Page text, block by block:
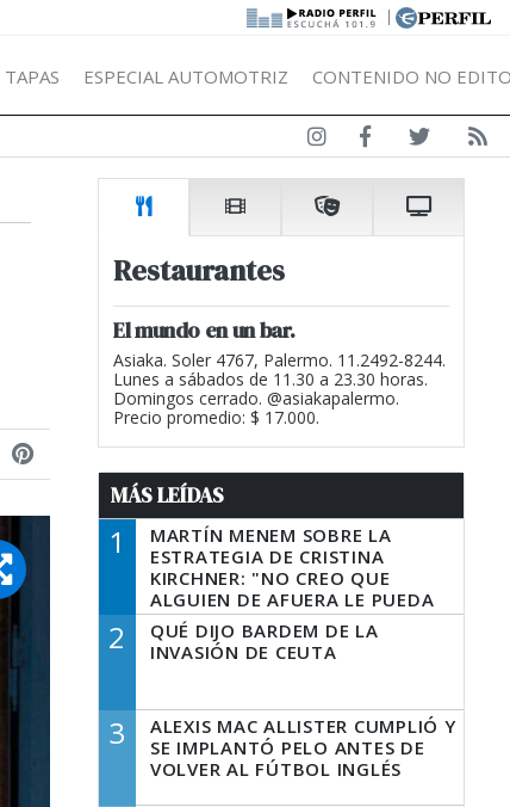
|
TAPAS ESPECIAL AUTOMOTRIZ CONTENIDO NO
Restaurantes
El mundo en un bar.
Asiaka. Soler 4767, Palermo. 11.2492-8244.
Lunes a sábados de 11.30 a 23.30 horas.
Domingos cerrado. @asiakapalermo.
Precio promedio: $ 17.000.
MÁS LEÍDAS
1
MARTÍN MENEM SOBRE LA
ESTRATEGIA DE CRISTINA
KIRCHNER: "NO CREO QUE
ALGUIEN DE AFUERA LE PUEDA
DECIR A LA JUSTICIA LO QUE
TIENE QUE HACER"
2
QUÉ DIJO BARDEM DE LA
INVASIÓN DE CEUTA
3
ALEXIS MAC ALLISTER CUMPLIÓ Y
SE IMPLANTÓ PELO ANTES DE
VOLVER AL FÚTBOL INGLÉS